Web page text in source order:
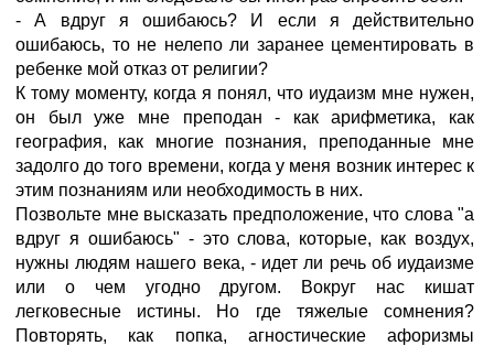
- А вдруг я ошибаюсь? И если я действительно
ошибаюсь, то не нелепо ли заранее цементировать в
ребенке мой отказ от религии?
К тому моменту, когда я понял, что иудаизм мне нужен,
он был уже мне преподан - как арифметика, как
география, как многие познания, преподанные мне
задолго до того времени, когда у меня возник интерес к
этим познаниям или необходимость в них.
Позвольте мне высказать предположение, что слова "а
вдруг я ошибаюсь" - это слова, которые, как воздух,
нужны людям нашего века, - идет ли речь об иудаизме
или о чем угодно другом. Вокруг нас кишат
легковесные истины. Но где тяжелые сомнения?
Повторять, как попка, агностические афоризмы